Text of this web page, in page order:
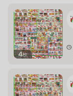
4枚